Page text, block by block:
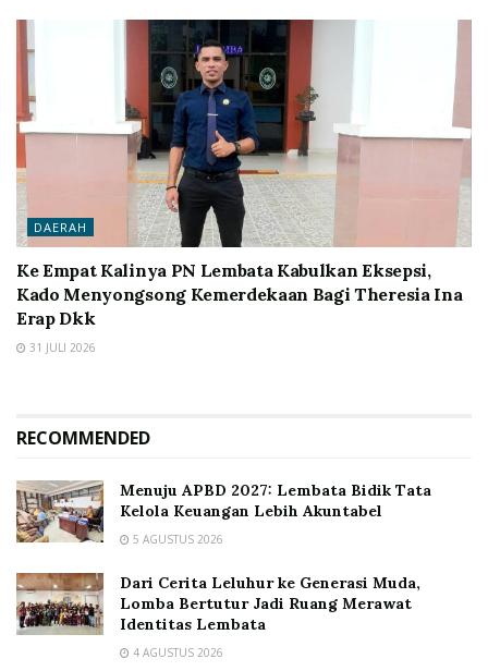
DAERAH
Ke Empat Kalinya PN Lembata Kabulkan Eksepsi,
Kado Menyongsong Kemerdekaan Bagi Theresia Ina
Erap Dkk
31 JULI 2026
RECOMMENDED
Menuju APBD 2027: Lembata Bidik Tata
Kelola Keuangan Lebih Akuntabel
5 AGUSTUS 2026
Dari Cerita Leluhur ke Generasi Muda,
Lomba Bertutur Jadi Ruang Merawat
Identitas Lembata
4 AGUSTUS 2026